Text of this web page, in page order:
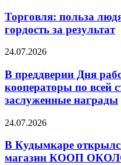
Торговля: польза
гордость за результат
24.07.2026
В преддверии Дня
кооператоры по всей
заслуженные награды
24.07.2026
В Кудымкаре
магазин КООП